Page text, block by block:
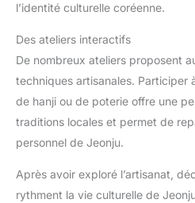
l’identité culturelle coréenne.
Des ateliers interactifs
De nombreux ateliers proposent
techniques artisanales. Participer
de hanji ou de poterie offre une
traditions locales et permet de
personnel de Jeonju.
Après avoir exploré l’artisanat,
rythment la vie culturelle de